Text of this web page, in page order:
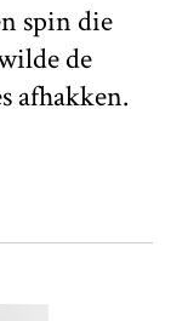
spin die
de
afhakken.